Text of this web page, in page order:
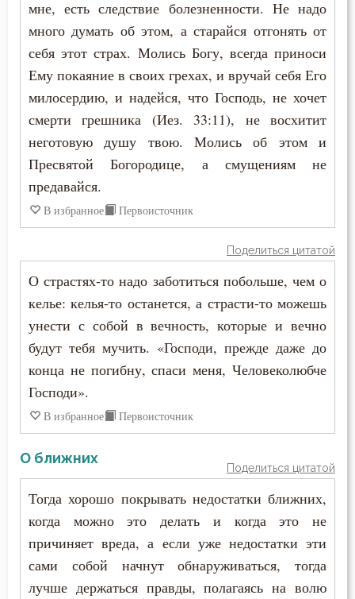
мне, есть следствие болезненности. Не надо
много думать об этом, а старайся отгонять от
себя этот страх. Молись Богу, всегда приноси
Ему покаяние в своих грехах, и вручай себя Его
милосердию, и надейся, что Господь, не хочет
смерти грешника (Иез. 33:11), не восхитит
неготовую душу твою. Молись об этом и
Пресвятой Богородице, а смущениям не
предавайся.
В избранное Первоисточник
Поделиться цитатой
О страстях-то надо заботиться побольше, чем о
келье: келья-то останется, а страсти-то можешь
унести с собой в вечность, которые и вечно
будут тебя мучить. «Господи, прежде даже до
конца не погибну, спаси меня, Человеколюбче
Господи».
В избранное Первоисточник
О ближних
Поделиться цитатой
Тогда хорошо покрывать недостатки ближних,
когда можно это делать и когда это не
причиняет вреда, а если уже недостатки эти
сами собой начнут обнаруживаться, тогда
лучше держаться правды, полагаясь на волю